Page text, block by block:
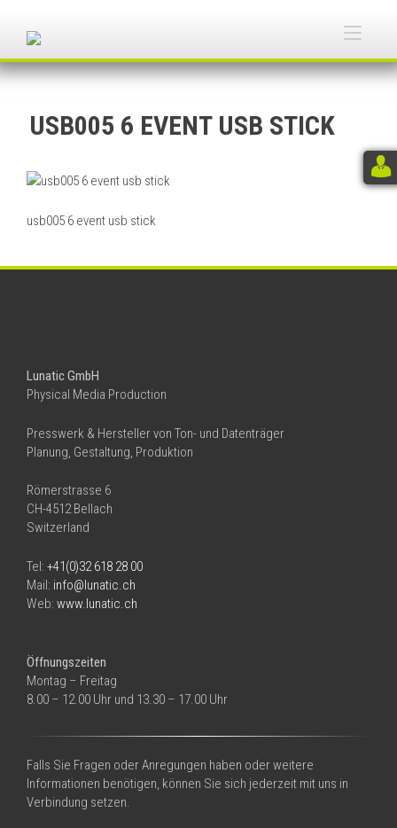
content
USB005 6 EVENT USB STICK
usb005 6 event usb stick
Lunatic GmbH
Physical Media Production
Presswerk & Hersteller von Ton- und Datenträger
Planung, Gestaltung, Produktion
Römerstrasse 6
CH-4512 Bellach
Switzerland
Tel: +41(0)32 618 28 00
Mail: info@lunatic.ch
Web: www.lunatic.ch
Öffnungszeiten
Montag – Freitag
8.00 – 12.00 Uhr und 13.30 – 17.00 Uhr
Falls Sie Fragen oder Anregungen haben oder weitere
Informationen benötigen, können Sie sich jederzeit mit uns in
Verbindung setzen.